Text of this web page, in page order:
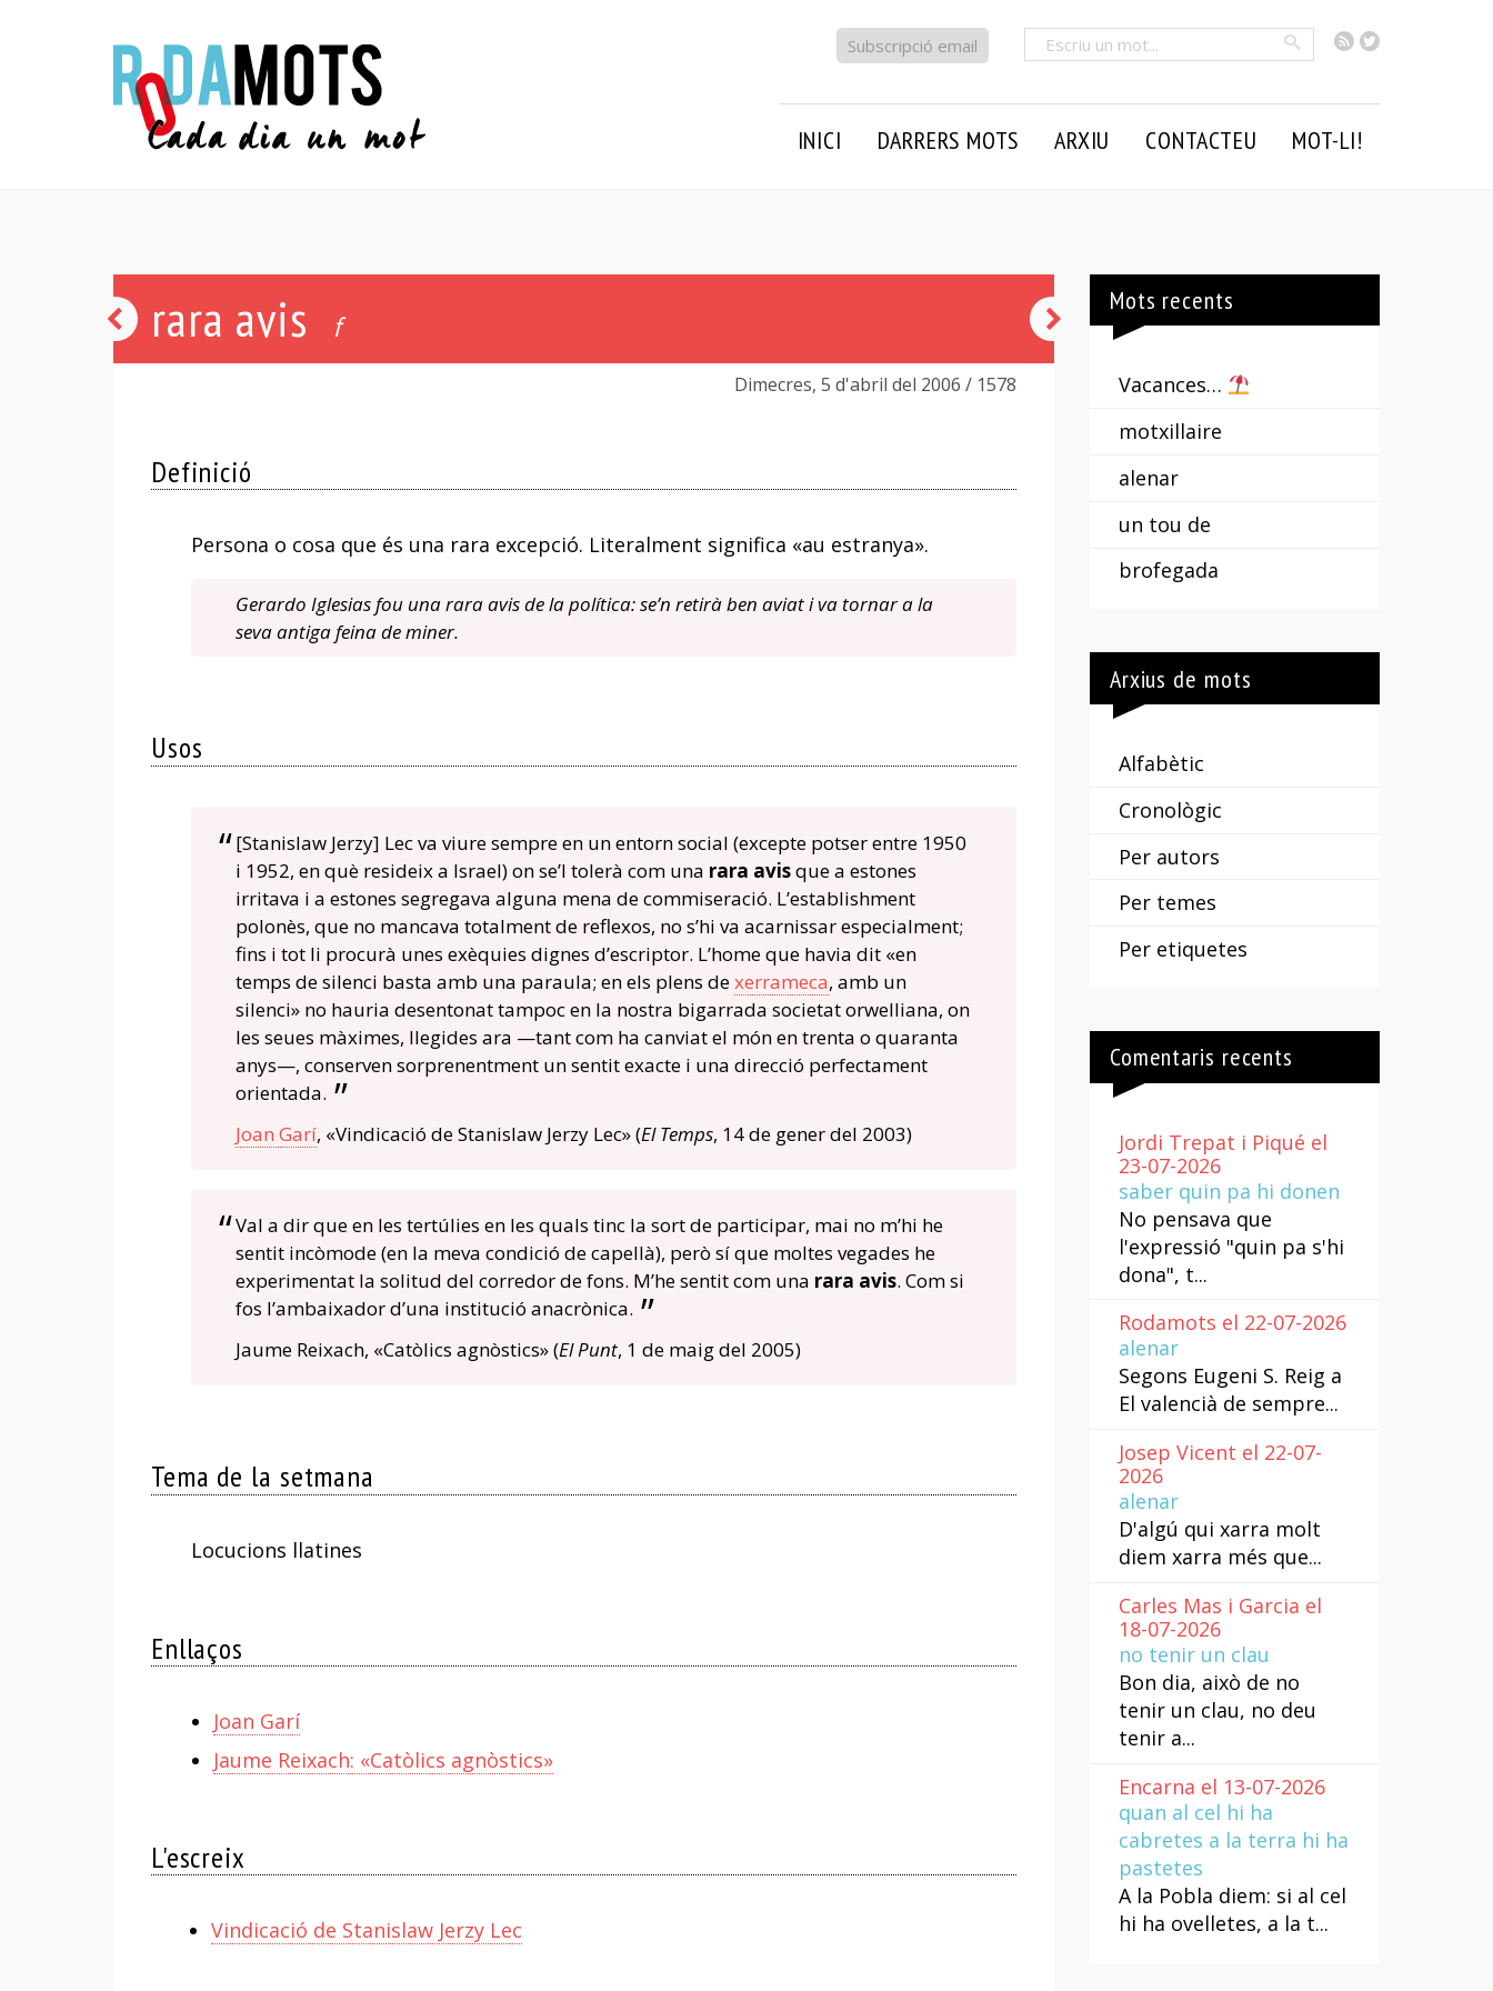
RSSTwitter
Cercar
Subscripció email
INICI DARRERS MOTS ARXIU CONTACTEU MOT-LI!
rara avis f
Dimecres, 5 d'abril del 2006 / 1578
Definició
Persona o cosa que és una rara excepció. Literalment significa «au estranya».
Gerardo Iglesias fou una rara avis de la política: se’n retirà ben aviat i va tornar a la
seva antiga feina de miner.
Usos
[Stanislaw Jerzy] Lec va viure sempre en un entorn social (excepte potser entre 1950
i 1952, en què resideix a Israel) on se’l tolerà com una rara avisque a estones
irritava i a estones segregava alguna mena de commiseració. L’establishment
polonès, que no mancava totalment de reflexos, no s’hi va acarnissar especialment;
fins i tot li procurà unes exèquies dignes d’escriptor. L’home que havia dit «en
temps de silenci basta amb una paraula; en els plens dexerrameca, amb un
silenci» no hauria desentonat tampoc en la nostra bigarrada societat orwelliana, on
les seues màximes, llegides ara —tant com ha canviat el món en trenta o quaranta
anys—, conserven sorprenentment un sentit exacte i una direcció perfectament
orientada.
Joan Garí, «Vindicació de Stanislaw Jerzy Lec» (El Temps, 14 de gener del 2003)
Val a dir que en les tertúlies en les quals tinc la sort de participar, mai no m’hi he
sentit incòmode (en la meva condició de capellà), però sí que moltes vegades he
experimentat la solitud del corredor de fons. M’he sentit com una rara avis. Com si
fos l’ambaixador d’una institució anacrònica.
Jaume Reixach, «Catòlics agnòstics» (El Punt, 1 de maig del 2005)
Tema de la setmana
Locucions llatines
Enllaços
Joan Garí
Jaume Reixach: «Catòlics agnòstics»
L'escreix
Vindicació de Stanislaw Jerzy Lec
motu
proprio
Mots recents
Vacances…
motxillaire
alenar
un tou de
brofegada
Arxius de mots
Alfabètic
Cronològic
Per autors
Per temes
Per etiquetes
Comentaris recents
Jordi Trepat i Piqué el
23-07-2026
saber quin pa hi donen
No pensava que
l'expressió "quin pa s'hi
dona", t...
Rodamots el 22-07-2026
alenar
Segons Eugeni S. Reig a
El valencià de sempre...
Josep Vicent el 22-07-
2026
alenar
D'algú qui xarra molt
diem xarra més que...
Carles Mas i Garcia el
18-07-2026
no tenir un clau
Bon dia, això de no
tenir un clau, no deu
tenir a...
Encarna el 13-07-2026
quan al cel hi ha
cabretes a la terra hi ha
pastetes
A la Pobla diem: si al cel
hi ha ovelletes, a la t...